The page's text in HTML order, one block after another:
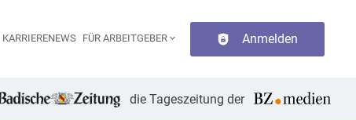
Haupt-Navigation
KARRIERENEWS FÜR ARBEITGEBER Anmelden
die Tageszeitung der